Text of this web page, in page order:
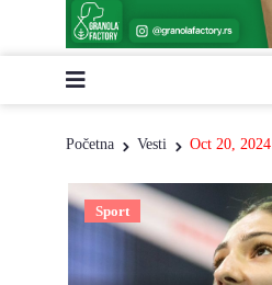
Početna Vesti Oct 20, 2024
Sport